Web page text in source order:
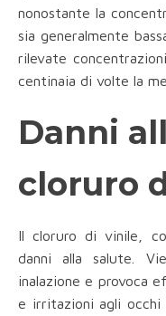
nonostante la
sia generalmente
rilevate
centinaia di volte la
Danni
cloruro
Il cloruro di vinile,
danni alla salute.
inalazione e provoca
e irritazioni agli